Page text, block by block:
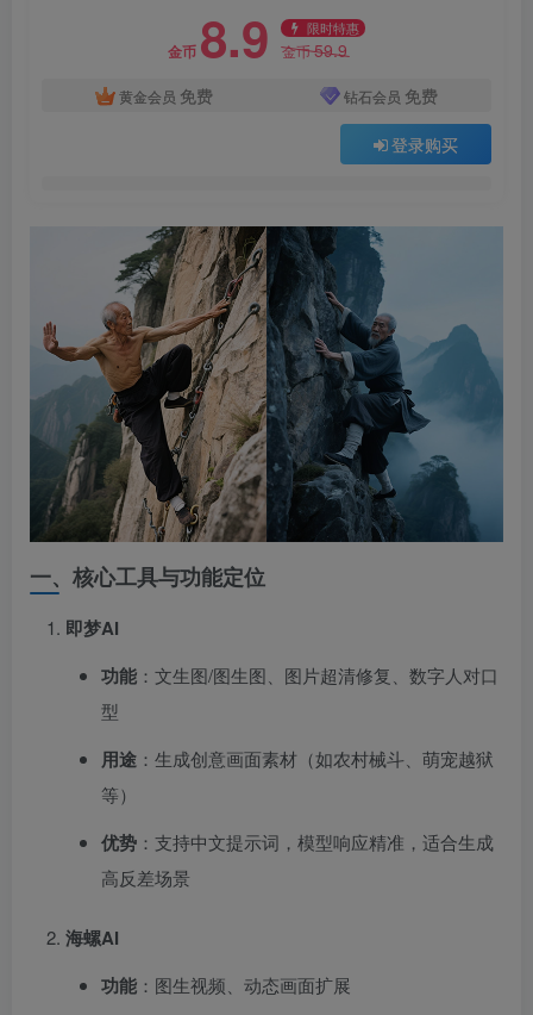
金币 8.9 限时特惠
金币59.9
黄金会员 免费 钻石会员 免费
登录购买
一、核心工具与功能定位
即梦AI
功能 ：文生图/图生图、图片超清修复、数字人对口
型
用途 ：生成创意画面素材（如农村械斗、萌宠越狱
等）
优势 ：支持中文提示词，模型响应精准，适合生成
高反差场景
海螺AI
功能 ：图生视频、动态画面扩展